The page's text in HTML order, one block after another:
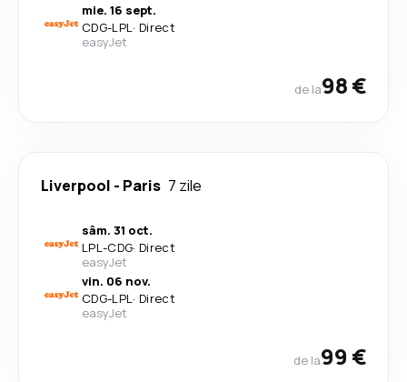
mie. 16 sept.
CDG-LPL· Direct
easyJet
de la98 €
Liverpool - Paris 7 zile
sâm. 31 oct.
LPL-CDG· Direct
easyJet
vin. 06 nov.
CDG-LPL· Direct
easyJet
de la99 €